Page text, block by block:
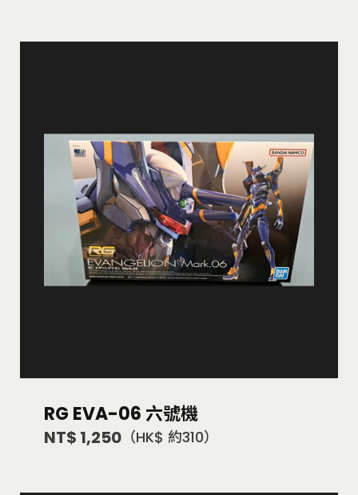
RG EVA-06 六號機
NT$ 1,250 （HK$ 約310）